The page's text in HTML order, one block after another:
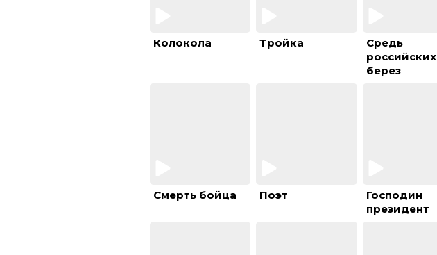
Колокола Тройка
Средь
российских
берез
Смерть бойца Поэт
Господин
президент